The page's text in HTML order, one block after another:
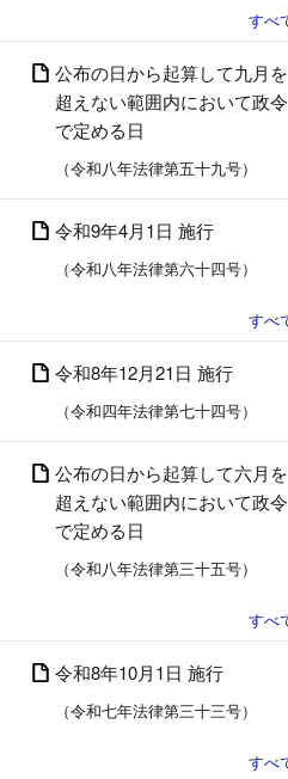
公布の日から起算して九月を
超えない範囲内において政令
で定める日
（令和八年法律第五十九号）
令和9年4月1日 施行
（令和八年法律第六十四号）
令和8年12月21日 施行
（令和四年法律第七十四号）
公布の日から起算して六月を
超えない範囲内において政令
で定める日
（令和八年法律第三十五号）
令和8年10月1日 施行
（令和七年法律第三十三号）